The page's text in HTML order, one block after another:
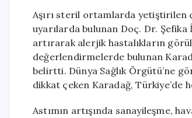
Aşırı steril ortamlarda yetiştirilen
uyarılarda bulunan Doç. Dr.
artırarak alerjik hastalıkların
değerlendirmelerde bulunan
belirtti. Dünya Sağlık Örgütü’ne
dikkat çeken Karadağ,
Astımın artışında sanayileşme,